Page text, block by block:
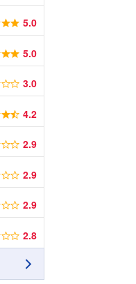
5.0
5.0
3.0
4.2
2.9
2.9
2.9
2.8